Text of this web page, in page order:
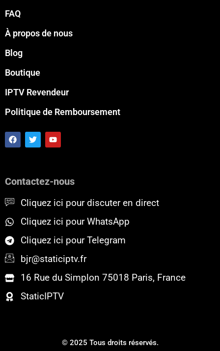
FAQ
À propos de nous
Blog
Boutique
IPTV Revendeur
Politique de Remboursement
F
a
o
T
w
r
Y
o
e
Contactez-nous
Cliquez ici pour discuter en direct
Cliquez ici pour WhatsApp
Cliquez ici pour Telegram
bjr@staticiptv.fr
16 Rue du Simplon 75018 Paris, France
StaticIPTV
© 2025 Tous droits réservés.